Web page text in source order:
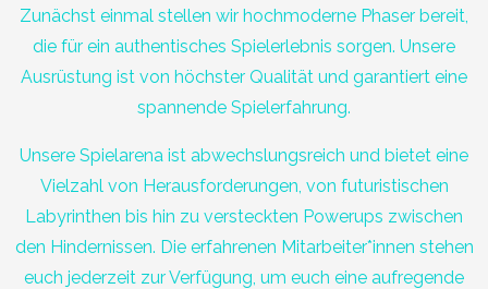
Zunächst einmal stellen wir hochmoderne Phaser bereit,
die für ein authentisches Spielerlebnis sorgen. Unsere
Ausrüstung ist von höchster Qualität und garantiert eine
spannende Spielerfahrung.
Unsere Spielarena ist abwechslungsreich und bietet eine
Vielzahl von Herausforderungen, von futuristischen
Labyrinthen bis hin zu versteckten Powerups zwischen
den Hindernissen. Die erfahrenen Mitarbeiter*innen stehen
euch jederzeit zur Verfügung, um euch eine aufregende